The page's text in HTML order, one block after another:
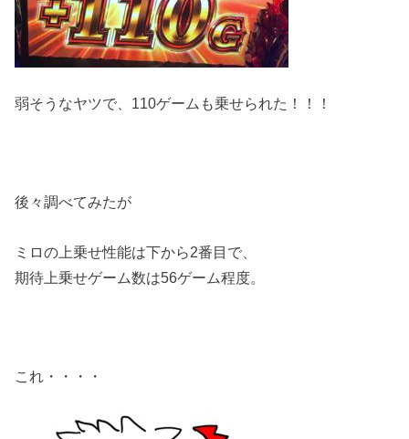
弱そうなヤツで、110ゲームも乗せられた！！！
後々調べてみたが
ミロの上乗せ性能は下から2番目で、
期待上乗せゲーム数は56ゲーム程度。
これ・・・・